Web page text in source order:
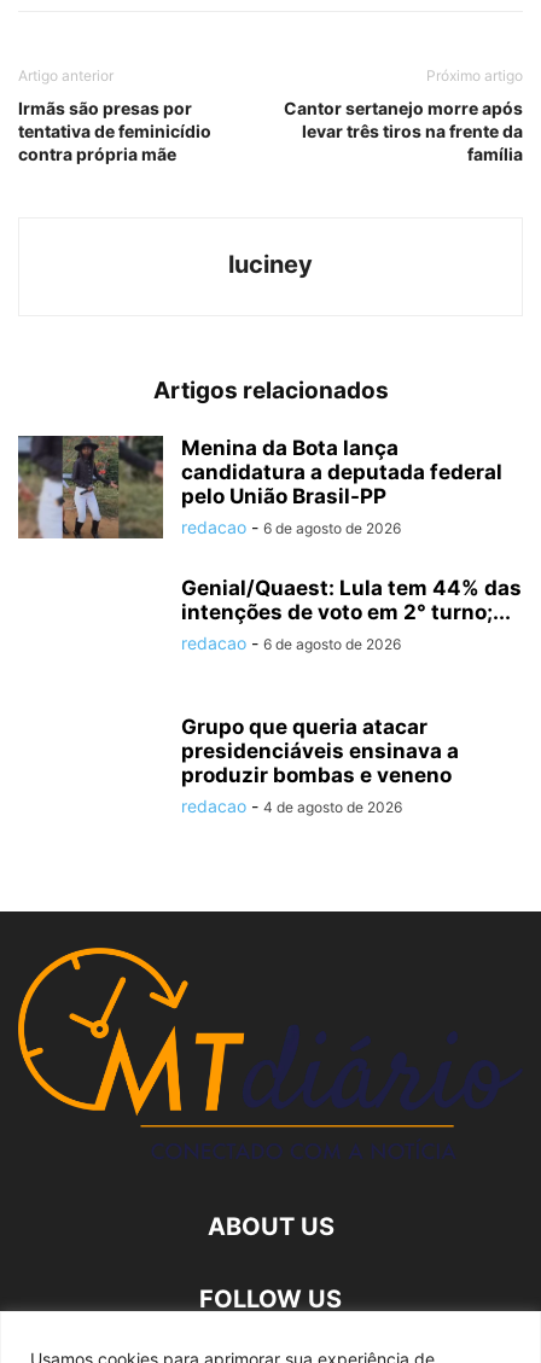
Usamos cookies para aprimorar sua experiência de
Artigo anterior
Irmãs são presas por
tentativa de feminicídio
contra própria mãe
Próximo artigo
Cantor sertanejo morre após
levar três tiros na frente da
família
luciney
Artigos relacionados
Menina da Bota lança
candidatura a deputada federal
pelo União Brasil-PP
redacao - 6 de agosto de 2026
Genial/Quaest: Lula tem 44% das
intenções de voto em 2° turno;...
redacao - 6 de agosto de 2026
Grupo que queria atacar
presidenciáveis ensinava a
produzir bombas e veneno
redacao - 4 de agosto de 2026
ABOUT US
FOLLOW US